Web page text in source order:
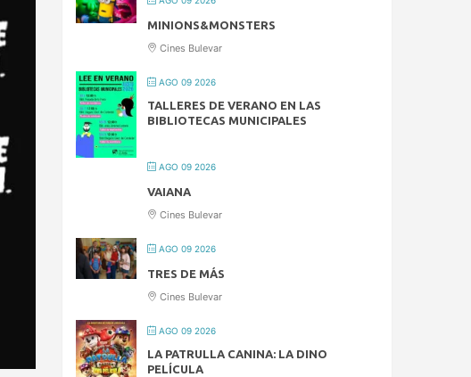
MINIONS&MONSTERS
Cines Bulevar
AGO 09 2026
TALLERES DE VERANO EN LAS
BIBLIOTECAS MUNICIPALES
AGO 09 2026
VAIANA
Cines Bulevar
AGO 09 2026
TRES DE MÁS
Cines Bulevar
AGO 09 2026
LA PATRULLA CANINA: LA DINO
PELÍCULA